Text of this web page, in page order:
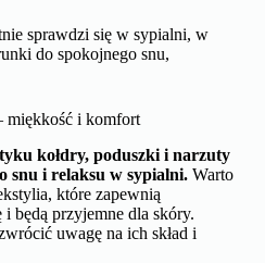
sprawdzi się w sypialni, w
do spokojnego snu,
miękkość i komfort
kołdry, poduszki i narzuty
snu i relaksu w sypialni.Warto
które zapewnią
będą przyjemne dla skóry.
uwagę na ich skład i